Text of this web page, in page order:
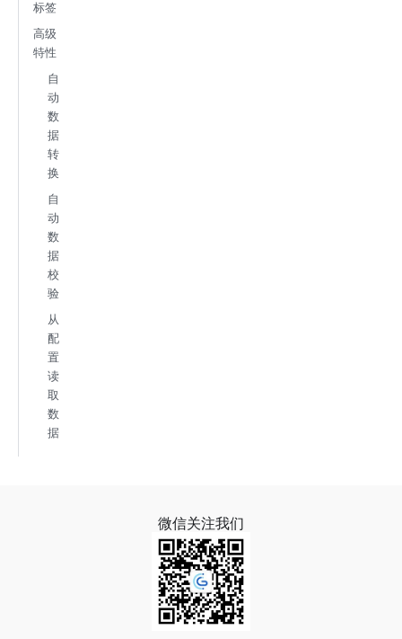
标签
高级
特性
自
动
数
据
转
换
自
动
数
据
校
验
从
配
置
读
取
数
据
微信关注我们